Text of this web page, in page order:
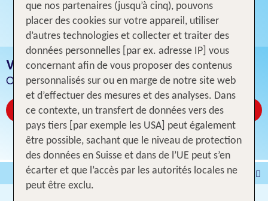
VIETNAM
Offres d'hôtels intéressantes
Réservez à partir de CHF 13
Voyages
Hôtel
que nos partenaires (jusqu’à cinq), pouvons
placer des cookies sur votre appareil, utiliser
d’autres technologies et collecter et traiter des
données personnelles [par ex. adresse IP] vous
concernant afin de vous proposer des contenus
personnalisés sur ou en marge de notre site web
et d’effectuer des mesures et des analyses. Dans
ce contexte, un transfert de données vers des
pays tiers [par exemple les USA] peut également
être possible, sachant que le niveau de protection
des données en Suisse et dans de l’UE peut s’en
écarter et que l’accès par les autorités locales ne
peut être exclu.